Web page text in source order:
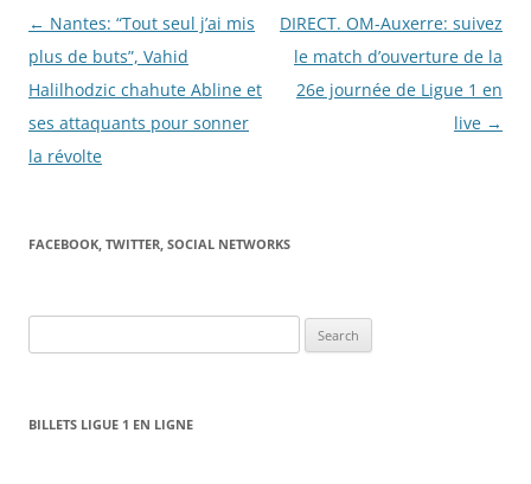
Post
navigation
← Nantes: “Tout seul j’ai mis
plus de buts”, Vahid
Halilhodzic chahute Abline et
ses attaquants pour sonner
la révolte
DIRECT. OM-Auxerre: suivez
le match d’ouverture de la
26e journée de Ligue 1 en
live →
FACEBOOK, TWITTER, SOCIAL NETWORKS
for:
BILLETS LIGUE 1 EN LIGNE